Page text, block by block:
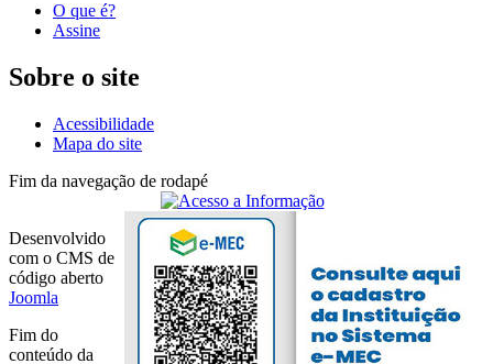
O que é?
Assine
Sobre o site
Acessibilidade
Mapa do site
Fim da navegação de rodapé
Desenvolvido
com o CMS de
código aberto
Joomla
Fim do
conteúdo da